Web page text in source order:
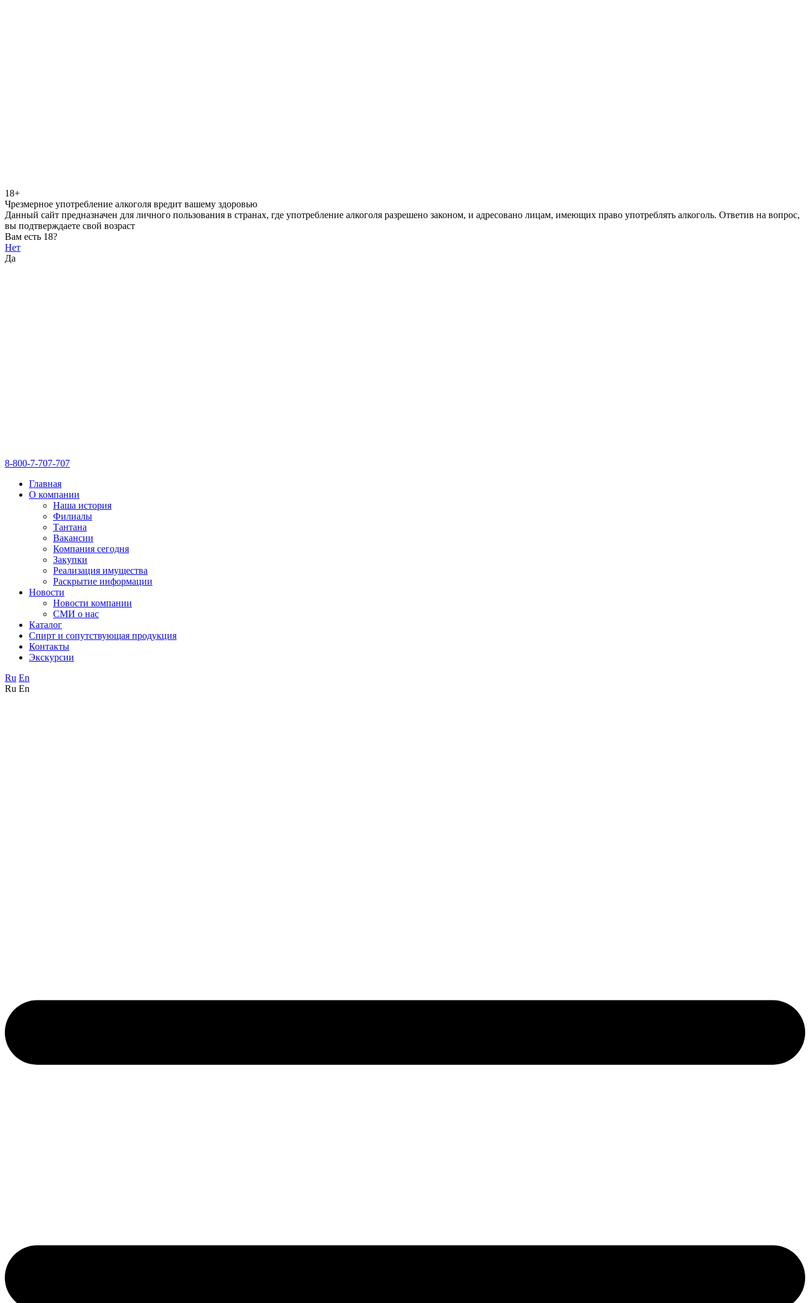
18+
Чрезмерное употребление алкоголя вредит вашему здоровью
Данный сайт предназначен для личного пользования в странах, где употребление алкоголя разрешено законом, и адресовано лицам, имеющих право употреблять алкоголь. Ответив на вопрос,
вы подтверждаете свой возраст
Вам есть 18?
Нет
Да
8-800-7-707-707
Главная
О компании
Наша история
Филиалы
Тантана
Вакансии
Компания сегодня
Закупки
Реализация имущества
Раскрытие информации
Новости
Новости компании
СМИ о нас
Каталог
Спирт и сопутствующая продукция
Контакты
Экскурсии
Ru En
Ru En